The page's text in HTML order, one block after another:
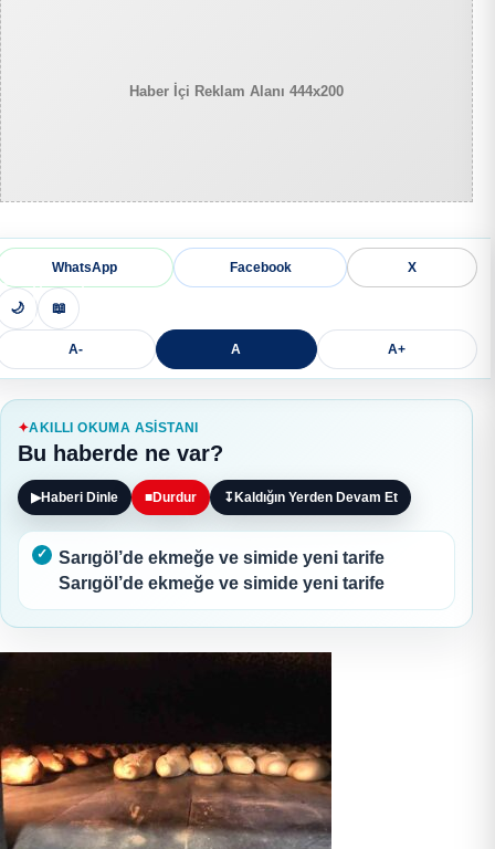
Haber İçi Reklam Alanı 444x200
WhatsApp Facebook X
🌙 📖
A- A A+
AKILLI OKUMA ASISTANI
Bu haberde ne var?
▶Haberi Dinle ■Durdur ↧Kaldığın Yerden Devam Et
Sarıgöl’de ekmeğe ve simide yeni tarife
Sarıgöl’de ekmeğe ve simide yeni tarife